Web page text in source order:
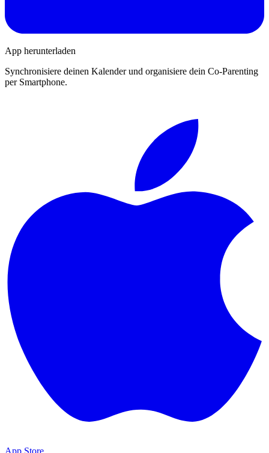
App herunterladen
Synchronisiere deinen Kalender und organisiere dein Co-Parenting
per Smartphone.
App Store